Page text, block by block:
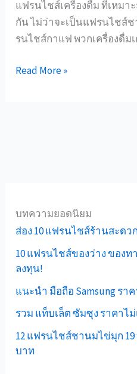
แฟรนไชส์เครื่องดื่ม ที่เหมา
กัน ไม่ว่าจะเป็นแฟรนไชส์
รนไชส์กาแฟ พวกเครื่องดื่ม
Read More »
บทความยอดนิยม
ส่อง 10 แฟรนไชส์ร้านสะด
10 แฟรนไชส์ของว่าง ของท
ลงทุน!
แนะนำ มือถือ Samsung ราค
รวม แท็บเล็ต ซัมซุง ราคาไม่
12 แฟรนไชส์ชานมไข่มุก 19
บาท